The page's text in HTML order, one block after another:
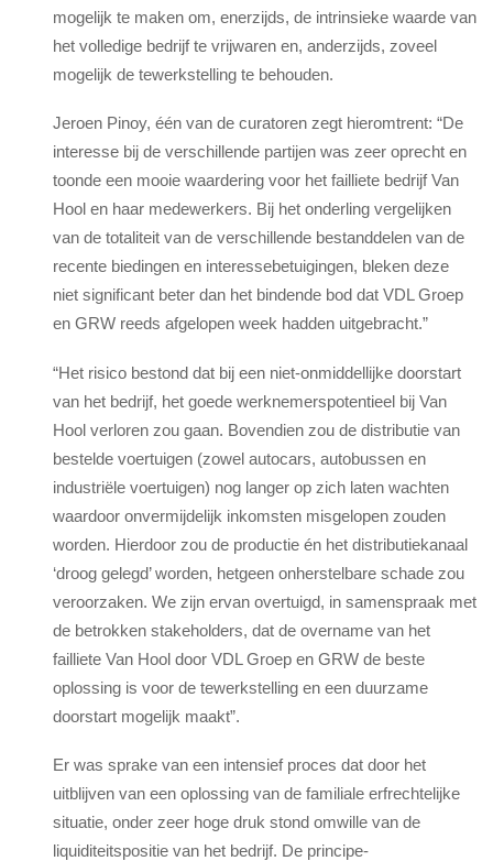
mogelijk te maken om, enerzijds, de intrinsieke waarde van
het volledige bedrijf te vrijwaren en, anderzijds, zoveel
mogelijk de tewerkstelling te behouden.
Jeroen Pinoy, één van de curatoren zegt hieromtrent: “De
interesse bij de verschillende partijen was zeer oprecht en
toonde een mooie waardering voor het failliete bedrijf Van
Hool en haar medewerkers. Bij het onderling vergelijken
van de totaliteit van de verschillende bestanddelen van de
recente biedingen en interessebetuigingen, bleken deze
niet significant beter dan het bindende bod dat VDL Groep
en GRW reeds afgelopen week hadden uitgebracht.”
“Het risico bestond dat bij een niet-onmiddellijke doorstart
van het bedrijf, het goede werknemerspotentieel bij Van
Hool verloren zou gaan. Bovendien zou de distributie van
bestelde voertuigen (zowel autocars, autobussen en
industriële voertuigen) nog langer op zich laten wachten
waardoor onvermijdelijk inkomsten misgelopen zouden
worden. Hierdoor zou de productie én het distributiekanaal
‘droog gelegd’ worden, hetgeen onherstelbare schade zou
veroorzaken. We zijn ervan overtuigd, in samenspraak met
de betrokken stakeholders, dat de overname van het
failliete Van Hool door VDL Groep en GRW de beste
oplossing is voor de tewerkstelling en een duurzame
doorstart mogelijk maakt”.
Er was sprake van een intensief proces dat door het
uitblijven van een oplossing van de familiale erfrechtelijke
situatie, onder zeer hoge druk stond omwille van de
liquiditeitspositie van het bedrijf. De principe-